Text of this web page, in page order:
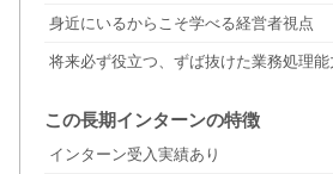
身近にいるからこそ学べる経営者視点
将来必ず役立つ、ずば抜けた業務処理能
この長期インターンの特徴
インターン受入実績あり